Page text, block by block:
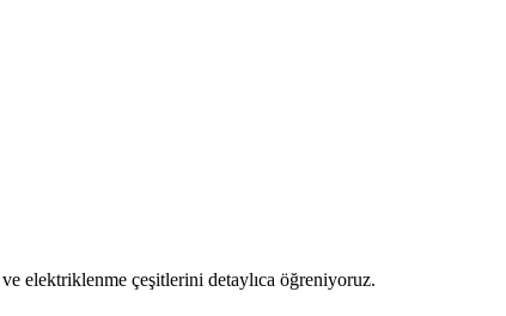
elektriklenme çeşitlerini detaylıca öğreniyoruz.